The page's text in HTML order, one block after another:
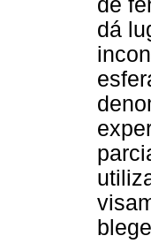
de
dá